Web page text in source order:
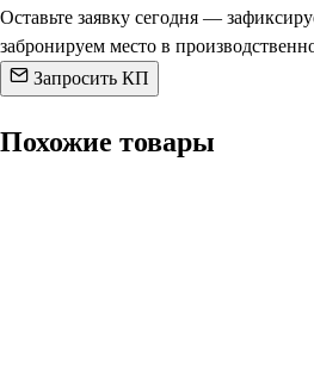
Оставьте заявку сегодня —
забронируем место в
Запросить КП
Похожие товары